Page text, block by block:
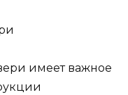
имеет важное